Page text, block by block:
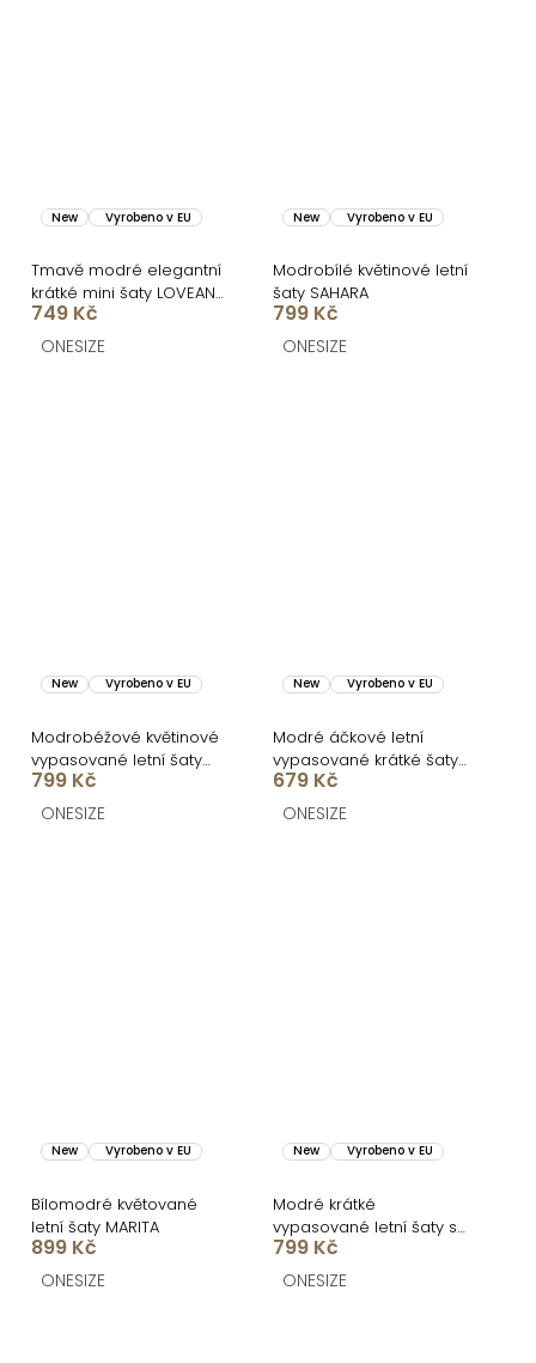
New Vyrobeno v EU
Tmavě modré elegantní
krátké mini šaty LOVEANA
s volánkem
749 Kč
ONESIZE
New Vyrobeno v EU
Modrobílé květinové letní
šaty SAHARA
799 Kč
ONESIZE
New Vyrobeno v EU
Modrobéžové květinové
vypasované letní šaty
SAHARA
799 Kč
ONESIZE
New Vyrobeno v EU
Modré áčkové letní
vypasované krátké šaty
ULJANA s kytkami
679 Kč
ONESIZE
New Vyrobeno v EU
Bílomodré květované
letní šaty MARITA
899 Kč
ONESIZE
New Vyrobeno v EU
Modré krátké
vypasované letní šaty s
citrony SOLARIS
799 Kč
ONESIZE